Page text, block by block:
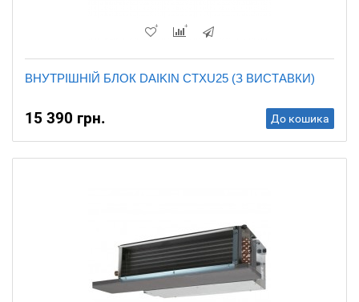
ВНУТРІШНІЙ БЛОК DAIKIN CTXU25 (З ВИСТАВКИ)
15 390 грн. До кошика